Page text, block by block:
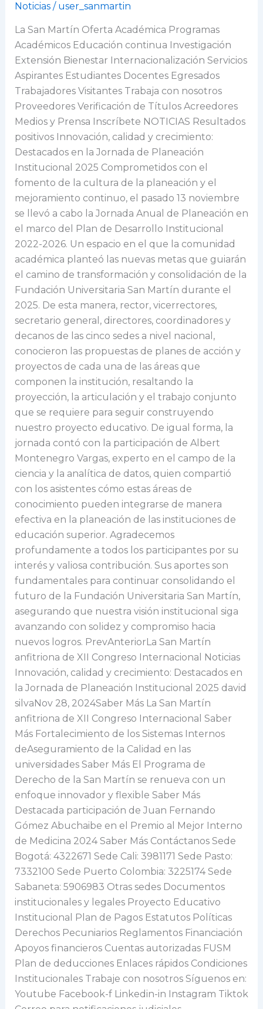
Noticias/ user_sanmartin
La San Martín Oferta Académica Programas
Académicos Educación continua Investigación
Extensión Bienestar Internacionalización Servicios
Aspirantes Estudiantes Docentes Egresados
Trabajadores Visitantes Trabaja con nosotros
Proveedores Verificación de Títulos Acreedores
Medios y Prensa Inscríbete NOTICIAS Resultados
positivos Innovación, calidad y crecimiento:
Destacados en la Jornada de Planeación
Institucional 2025 Comprometidos con el
fomento de la cultura de la planeación y el
mejoramiento continuo, el pasado 13 noviembre
se llevó a cabo la Jornada Anual de Planeación en
el marco del Plan de Desarrollo Institucional
2022-2026. Un espacio en el que la comunidad
académica planteó las nuevas metas que guiarán
el camino de transformación y consolidación de la
Fundación Universitaria San Martín durante el
2025. De esta manera, rector, vicerrectores,
secretario general, directores, coordinadores y
decanos de las cinco sedes a nivel nacional,
conocieron las propuestas de planes de acción y
proyectos de cada una de las áreas que
componen la institución, resaltando la
proyección, la articulación y el trabajo conjunto
que se requiere para seguir construyendo
nuestro proyecto educativo. De igual forma, la
jornada contó con la participación de Albert
Montenegro Vargas, experto en el campo de la
ciencia y la analítica de datos, quien compartió
con los asistentes cómo estas áreas de
conocimiento pueden integrarse de manera
efectiva en la planeación de las instituciones de
educación superior. Agradecemos
profundamente a todos los participantes por su
interés y valiosa contribución. Sus aportes son
fundamentales para continuar consolidando el
futuro de la Fundación Universitaria San Martín,
asegurando que nuestra visión institucional siga
avanzando con solidez y compromiso hacia
nuevos logros. PrevAnteriorLa San Martín
anfitriona de XII Congreso Internacional Noticias
Innovación, calidad y crecimiento: Destacados en
la Jornada de Planeación Institucional 2025 david
silvaNov 28, 2024Saber Más La San Martín
anfitriona de XII Congreso Internacional Saber
Más Fortalecimiento de los Sistemas Internos
deAseguramiento de la Calidad en las
universidades Saber Más El Programa de
Derecho de la San Martín se renueva con un
enfoque innovador y flexible Saber Más
Destacada participación de Juan Fernando
Gómez Abuchaibe en el Premio al Mejor Interno
de Medicina 2024 Saber Más Contáctanos Sede
Bogotá: 4322671 Sede Cali: 3981171 Sede Pasto:
7332100 Sede Puerto Colombia: 3225174 Sede
Sabaneta: 5906983 Otras sedes Documentos
institucionales y legales Proyecto Educativo
Institucional Plan de Pagos Estatutos Políticas
Derechos Pecuniarios Reglamentos Financiación
Apoyos financieros Cuentas autorizadas FUSM
Plan de deducciones Enlaces rápidos Condiciones
Institucionales Trabaje con nosotros Síguenos en:
Youtube Facebook-f Linkedin-in Instagram Tiktok
la
Jornada
de
Planeación
Institucional
2025